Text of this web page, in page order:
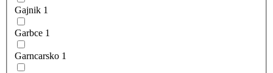
Gajnik 1
Garbce 1
Garncarsko 1